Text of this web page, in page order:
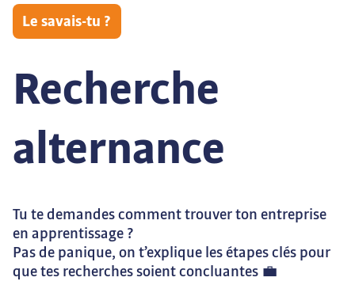
Le savais-tu ?
Recherche
alternance
Tu te demandes comment trouver ton entreprise
en apprentissage ?
Pas de panique, on t’explique les étapes clés pour
que tes recherches soient concluantes 💼